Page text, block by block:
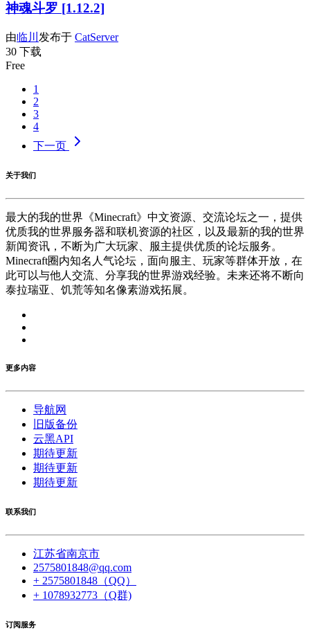
神魂斗罗 [1.12.2]
由临川 发布于 CatServer
30 下载
Free
1
2
3
4
下一页
关于我们
最大的我的世界《Minecraft》中文资源、交流论坛之一，提供
优质我的世界服务器和联机资源的社区，以及最新的我的世界
新闻资讯，不断为广大玩家、服主提供优质的论坛服务。
Minecraft圈内知名人气论坛，面向服主、玩家等群体开放，在
此可以与他人交流、分享我的世界游戏经验。未来还将不断向
泰拉瑞亚、饥荒等知名像素游戏拓展。
更多内容
导航网
旧版备份
云黑API
期待更新
期待更新
期待更新
联系我们
江苏省南京市
2575801848@qq.com
+ 2575801848（QQ）
+ 1078932773（Q群)
订阅服务